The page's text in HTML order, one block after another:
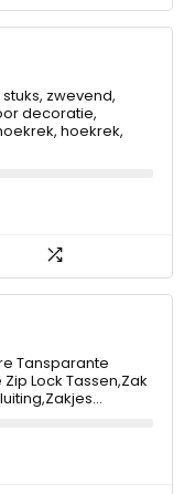
zwevend,
decoratie,
hoekrek,
Tansparante
Lock Tassen,Zak